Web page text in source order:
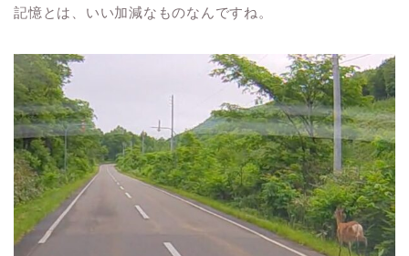
記憶とは、いい加減なものなんですね。